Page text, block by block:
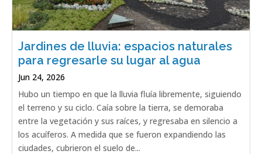
Jardines de lluvia: espacios naturales
para regresarle su lugar al agua
Jun 24, 2026
Hubo un tiempo en que la lluvia fluía libremente, siguiendo
el terreno y su ciclo. Caía sobre la tierra, se demoraba
entre la vegetación y sus raíces, y regresaba en silencio a
los acuíferos. A medida que se fueron expandiendo las
ciudades, cubrieron el suelo de...